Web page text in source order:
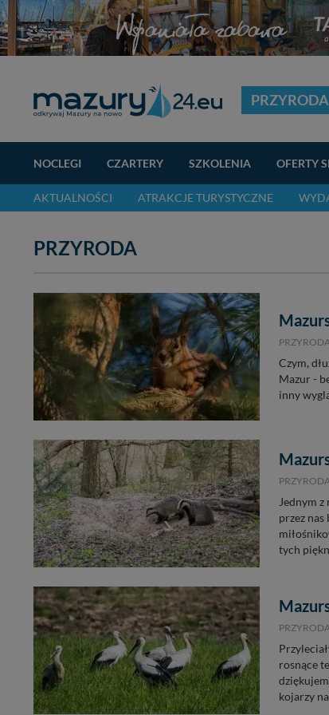
PRZYRODA
NOCLEGI CZARTERY SZKOLENIA OFERTY
AKTUALNOŚCI ATRAKCJE TURYSTYCZNE
PRZYRODA
Czym,
Mazur -
inny
Jednym
przez
tych
rosnące
kojarzy